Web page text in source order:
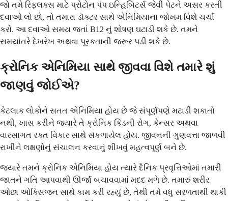
જો તમે રિફ્લક્સ માટે પ્રોટોન પંપ ઇન્હિબિટર્સ જેવી પેટને અસર કરતી
દવાઓ લો છો, તો તમારા ડૉક્ટર સાથે એનિમિયાના જોખમ વિશે ચર્ચા
કરો. આ દવાઓ સમય જતાં B12 નું શોષણ ઘટાડી શકે છે. તમને
સમયાંતરે દેખરેખ અથવા પૂરકતાની જરૂર પડી શકે છે.
ક્રોનિક એનિમિયા સાથે જીવવા વિશે તમારે શું
જાણવું જોઈએ?
કેટલાક લોકોને સતત એનિમિયા હોય છે જે સંપૂર્ણપણે મટાડી શકાતો
નથી, ખાસ કરીને જ્યારે તે ક્રોનિક કિડની રોગ, કેન્સર અથવા
વારસાગત રક્ત વિકાર સાથે સંકળાયેલ હોય. જીવનની ગુણવત્તા જાળવી
રાખીને લક્ષણોનું સંચાલન કરવાનું શીખવું મહત્વપૂર્ણ બને છે.
જ્યારે તમને ક્રોનિક એનિમિયા હોય ત્યારે દૈનિક પ્રવૃત્તિઓમાં તમારી
જાતને ગતિ આપવાથી ઊર્જા બચાવવામાં મદદ મળે છે. તમારું શરીર
ઓછા ઓક્સિજન સાથે કામ કરી રહ્યું છે, તેથી તમે વધુ સરળતાથી થાકી